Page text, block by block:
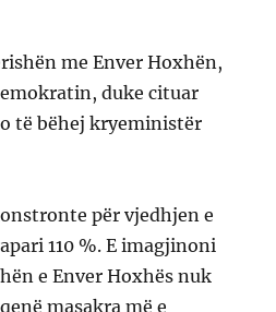
me Enver Hoxhën,
duke cituar
të bëhej kryeministër
për vjedhjen e
110 %. E imagjinoni
e Enver Hoxhës nuk
masakra më e